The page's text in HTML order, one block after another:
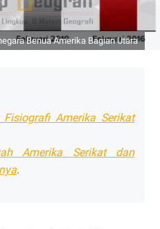
Benua Amerika Bagian Utara
Amerika Serikat
Amerika Serikat dan
.